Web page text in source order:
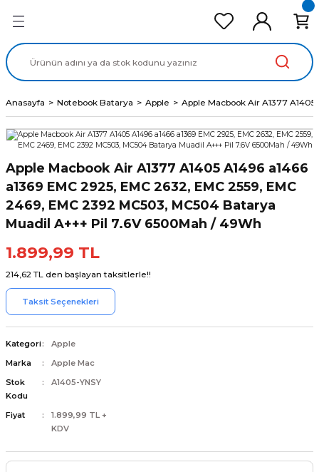
Ekran Panel
Data Kablo
Anasayfa Notebook Batarya Apple Apple Macbook Air A1377
Apple Macbook Air A1377 A1405 A1496 a1466
a1369 EMC 2925, EMC 2632, EMC 2559, EMC
2469, EMC 2392 MC503, MC504 Batarya
Muadil A+++ Pil 7.6V 6500Mah / 49Wh
1.899,99 TL
214,62 TL den başlayan taksitlerle!!
Taksit Seçenekleri
Kategori
Apple
Marka
Apple Mac
Stok
Kodu
A1405-YNSY
Fiyat
1.899,99 TL +
KDV